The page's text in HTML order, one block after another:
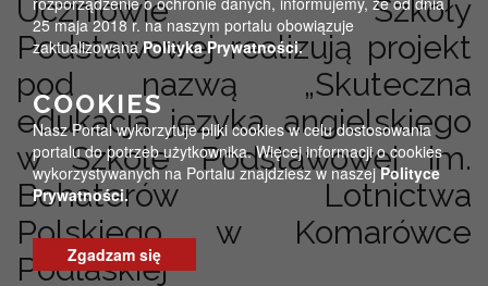
Uczniowie Szkoły
Podstawowej realizują projekt
pod nazwą „Skuteczna
edukacja języka angielskiego
w Szkole Podstawowej im.
Bohaterów Lotnictwa
Polskiego w Komarówce
Podlaskiej”
25 maja 2018 r. na naszym portalu obowiązuje
zaktualizowanaPolityka Prywatności.
COOKIES
Nasz Portal wykorzytuje pliki cookies w celu dostosowania
portalu do potrzeb użytkownika. Więcej informacji o cookies
wykorzystywanych na Portalu znajdziesz w naszejPolityce
Prywatności.
Zgadzam się